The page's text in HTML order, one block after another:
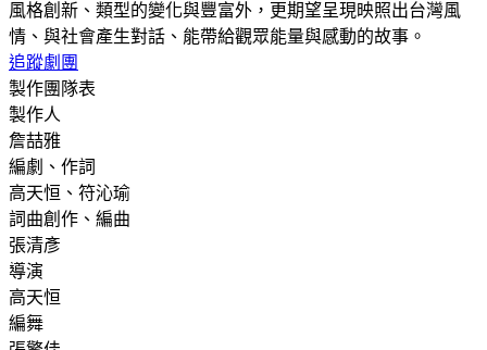
風格創新、類型的變化與豐富外，更期望呈現映照出台灣風
情、與社會產生對話、能帶給觀眾能量與感動的故事。
追蹤劇團
製作團隊表
製作人
詹喆雅
編劇、作詞
高天恒、符沁瑜
詞曲創作、編曲
張清彥
導演
高天恒
編舞